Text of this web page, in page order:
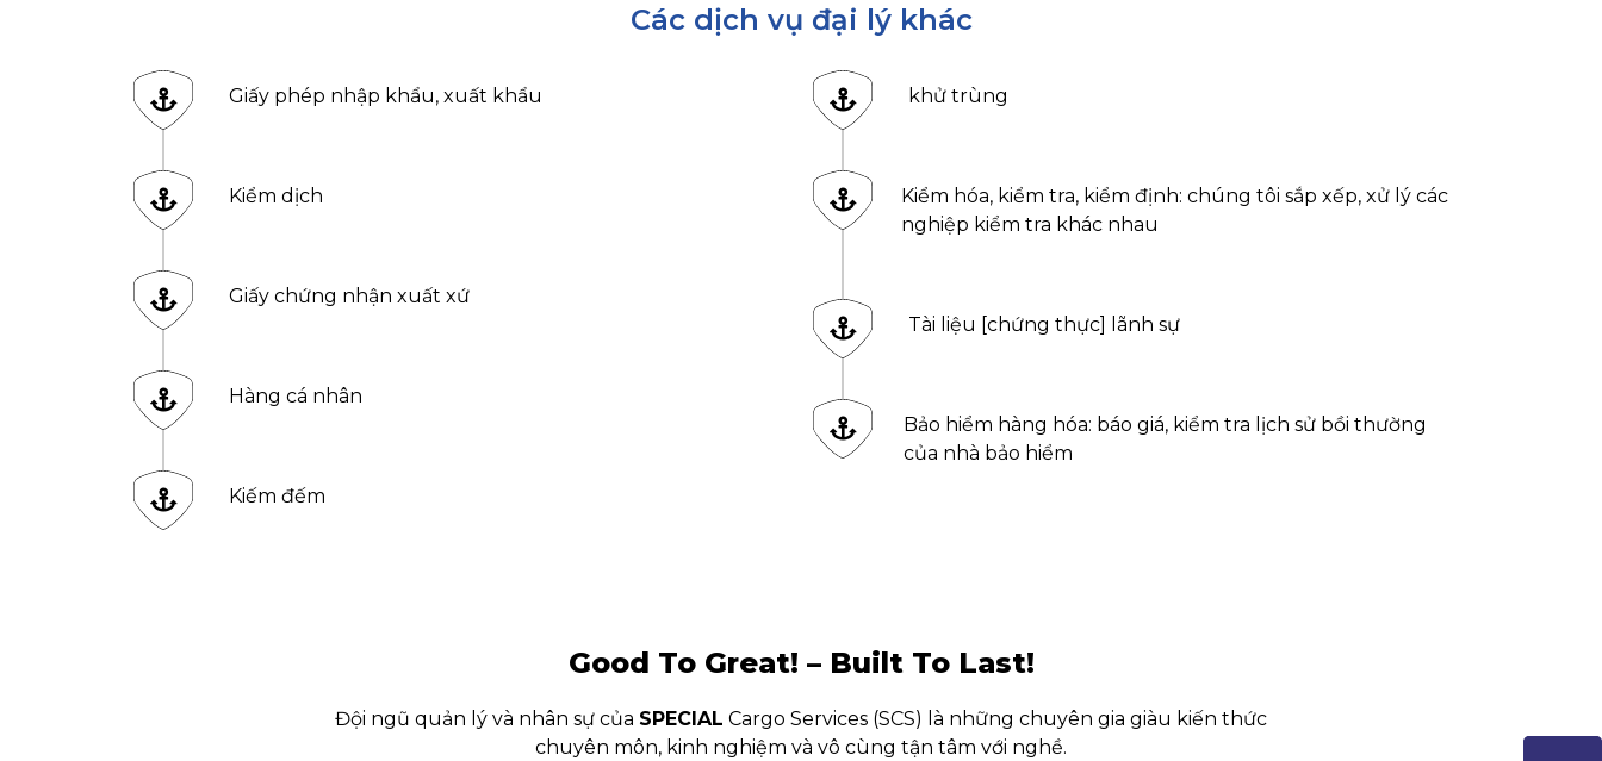
Các dịch vụ đại lý khác
Giấy phép nhập khẩu, xuất khẩu
Kiểm dịch
Giấy chứng nhận xuất xứ
Hàng cá nhân
Kiếm đếm
khử trùng
Kiểm hóa, kiểm tra, kiểm định: chúng tôi sắp xếp, xử lý các
nghiệp kiểm tra khác nhau
Tài liệu [chứng thực] lãnh sự
Bảo hiểm hàng hóa: báo giá, kiểm tra lịch sử bồi thường
của nhà bảo hiểm
Good To Great! – Built To Last!
Đội ngũ quản lý và nhân sự của SPECIAL Cargo Services (SCS) là những chuyên gia giàu kiến thức
chuyên môn, kinh nghiệm và vô cùng tận tâm với nghề.